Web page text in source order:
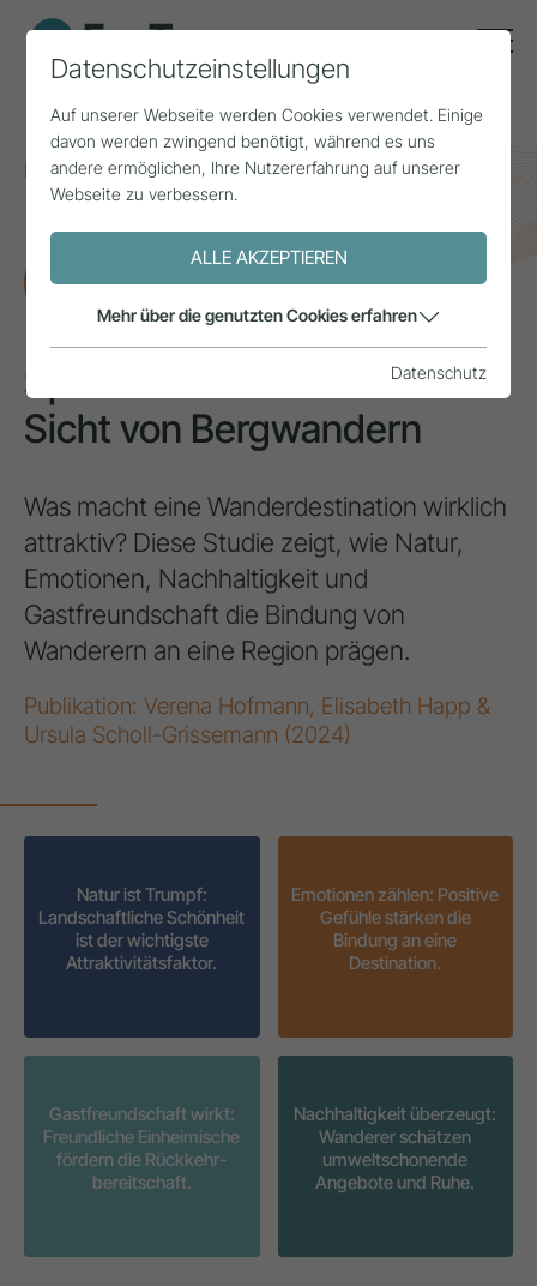
Home Themen
Naturraum & Bergsport
Sportdestinationen aus der Sicht von Bergwandern
FORSCHUNG
Sportdestinationen aus der
Sicht von Bergwandern
Was macht eine Wanderdestination wirklich
attraktiv? Diese Studie zeigt, wie Natur,
Emotionen, Nachhaltigkeit und
Gastfreundschaft die Bindung von
Wanderern an eine Region prägen.
Publikation: Verena Hofmann, Elisabeth Happ &
Ursula Scholl-Grissemann (2024)
Natur ist Trumpf:
Landschaftliche Schönheit
ist der wichtigste
Attraktivitätsfaktor.
Emotionen zählen: Positive
Gefühle stärken die
Bindung an eine
Destination.
Gastfreundschaft wirkt:
Freundliche Einheimische
fördern die Rückkehr-
bereitschaft.
Nachhaltigkeit überzeugt:
Wanderer schätzen
umweltschonende
Angebote und Ruhe.
Datenschutzeinstellungen
Auf unserer Webseite werden Cookies verwendet. Einige
davon werden zwingend benötigt, während es uns
andere ermöglichen, Ihre Nutzererfahrung auf unserer
Webseite zu verbessern.
ALLE AKZEPTIEREN
Mehr über die genutzten Cookies erfahren
Datenschutz